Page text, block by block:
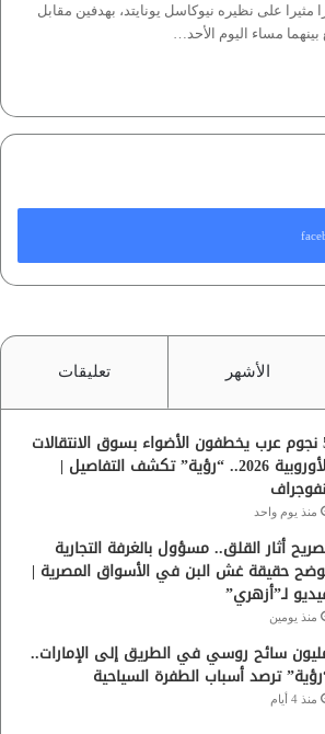
مثيرا على نظيره نيوكاسل يونايتد، بهدفين مقابل
مساء اليوم الأحد…
الأشهر تعليقات
5 نجوم عرب يخطفون الأضواء بسوق الانتقالات
الأوروبية 2026.. “رؤية” تكشف التفاصيل |
منذ يوم واحد
أثار القلق.. مسؤول بالغرفة التجارية
حقيقة غش البن في الأسواق المصرية |
لـ”أزهري”
منذ يومين
سائح روسي في الطريق إلى الإمارات..
ترصد أسباب الطفرة السياحية
منذ 4 أيام